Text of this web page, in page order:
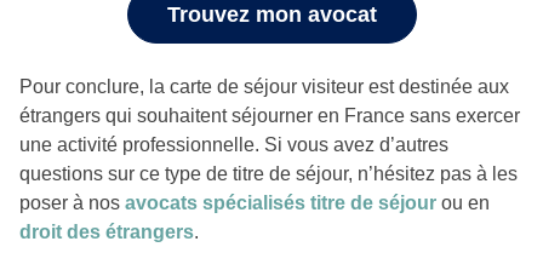
Trouvez mon avocat
Pour conclure, la carte de séjour visiteur est destinée aux
étrangers qui souhaitent séjourner en France sans exercer
une activité professionnelle. Si vous avez d’autres
questions sur ce type de titre de séjour, n’hésitez pas à les
poser à nos avocats spécialisés titre de séjour ou en
droit des étrangers.